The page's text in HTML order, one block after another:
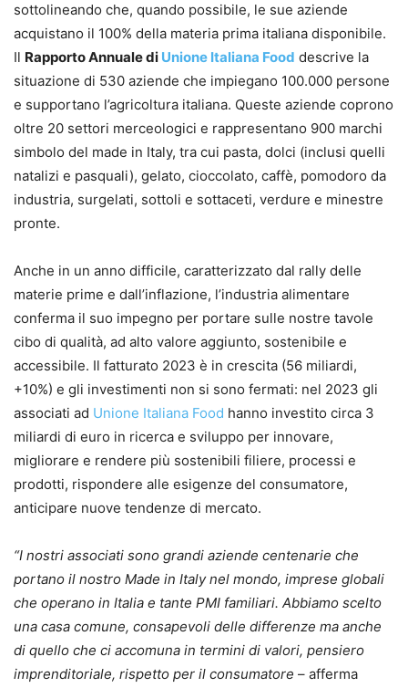
sottolineando che, quando possibile, le sue aziende
acquistano il 100% della materia prima italiana disponibile.
Il Rapporto Annuale di Unione Italiana Food descrive la
situazione di 530 aziende che impiegano 100.000 persone
e supportano l’agricoltura italiana. Queste aziende coprono
oltre 20 settori merceologici e rappresentano 900 marchi
simbolo del made in Italy, tra cui pasta, dolci (inclusi quelli
natalizi e pasquali), gelato, cioccolato, caffè, pomodoro da
industria, surgelati, sottoli e sottaceti, verdure e minestre
pronte.
Anche in un anno difficile, caratterizzato dal rally delle
materie prime e dall’inflazione, l’industria alimentare
conferma il suo impegno per portare sulle nostre tavole
cibo di qualità, ad alto valore aggiunto, sostenibile e
accessibile. Il fatturato 2023 è in crescita (56 miliardi,
+10%) e gli investimenti non si sono fermati: nel 2023 gli
associati ad Unione Italiana Food hanno investito circa 3
miliardi di euro in ricerca e sviluppo per innovare,
migliorare e rendere più sostenibili filiere, processi e
prodotti, rispondere alle esigenze del consumatore,
anticipare nuove tendenze di mercato.
“I nostri associati sono grandi aziende centenarie che
portano il nostro Made in Italy nel mondo, imprese globali
che operano in Italia e tante PMI familiari. Abbiamo scelto
una casa comune, consapevoli delle differenze ma anche
di quello che ci accomuna in termini di valori, pensiero
imprenditoriale, rispetto per il consumatore – afferma